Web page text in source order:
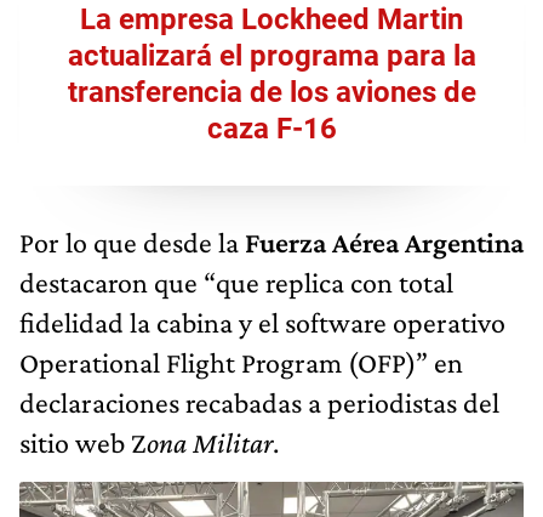
La empresa Lockheed Martin
actualizará el programa para la
transferencia de los aviones de
caza F-16
Por lo que desde la Fuerza Aérea Argentina
destacaron que “que replica con total
fidelidad la cabina y el software operativo
Operational Flight Program (OFP)” en
declaraciones recabadas a periodistas del
sitio web Zona Militar.